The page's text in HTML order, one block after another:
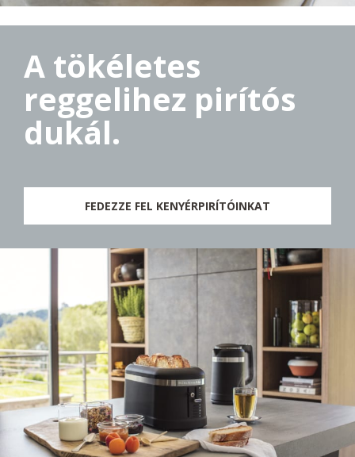
A tökéletes
reggelihez pirítós
dukál.
FEDEZZE FEL KENYÉRPIRÍTÓINKAT